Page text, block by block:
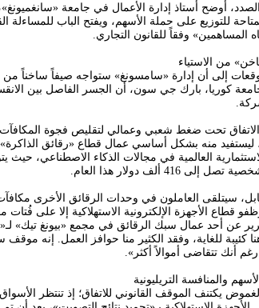
أوضح أستاذ إدارة الأعمال في جامعة
للتوزيع على حملة الأسهم، ويفتح الباب للمساءلة
المساهمين» وفقاً للقانون التجاري.
من الاستياء
إلى أن إدارة «سامسونغ» ستواجه صيفاً ساخناً من
كوريا، بارك جي سون، أن الجسر الفاصل بين
الاتفاق تحت ضغط شعبي وعمالي لتقليص فجوة
ليستفيد منه بشكل أساسي عمال قطاع «رقائق
العالمية في مجالات الذكاء الاصطناعي، حيث
416 ألف دولار هذا العام.
سيتلقى العاملون في وحدات الرقائق الأخرى
قطاع الأجهزة الإلكترونية الاستهلاكية إلا على فُتات
عن أحد عمال سبك الرقائق في مجمع «بيونغ تيك»
كئيبة للغاية، وفقد الكثير منا حوافز العمل. إنه
رغم أنك تتقاضى أموالاً أكثر».
والمنافسة التريليونية
يكتنف الموقف القانوني للاتفاق؛ إذ تنتظر